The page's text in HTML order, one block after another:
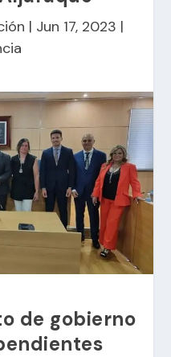
| Jun 17, 2023 |
de gobierno